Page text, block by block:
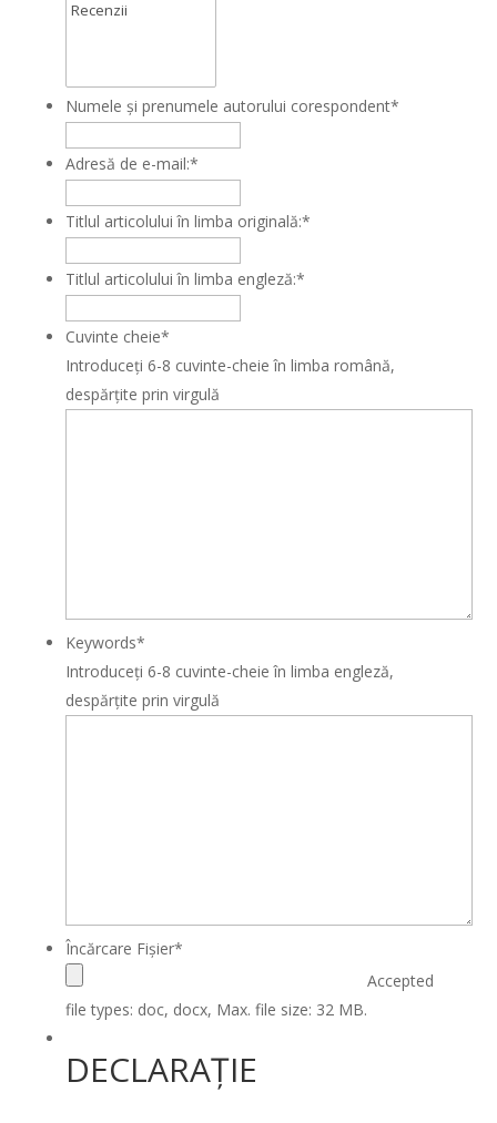
Numele și prenumele autorului corespondent*
Adresă de e-mail:*
Titlul articolului în limba originală:*
Titlul articolului în limba engleză:*
Cuvinte cheie*
Introduceți 6-8 cuvinte-cheie în limba română,
despărțite prin virgulă
Keywords*
Introduceți 6-8 cuvinte-cheie în limba engleză,
despărțite prin virgulă
Încărcare Fișier*
Accepted
file types: doc, docx, Max. file size: 32 MB.
DECLARAȚIE